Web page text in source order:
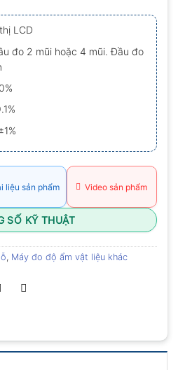
LCD
đo 2 mũi hoặc 4 mũi. Đầu đo
liệu sản phẩm Video sản phẩm
SỐ KỸ THUẬT
, Máy đo độ ẩm vật liệu khác